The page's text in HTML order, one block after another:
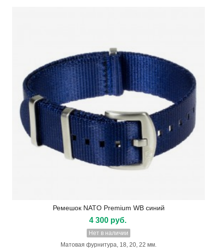
Ремешок NATO Premium WB синий
4 300 руб.
Нет в наличии
Матовая фурнитура, 18, 20, 22 мм.